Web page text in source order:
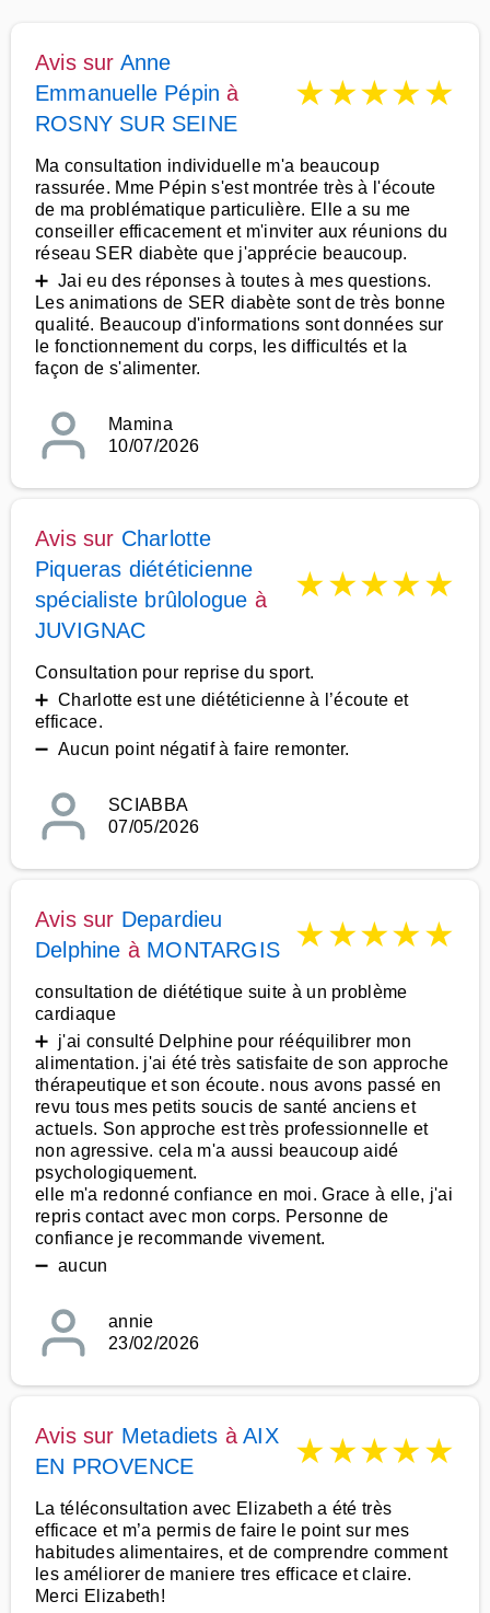
Avis sur Anne
Emmanuelle Pépin à
ROSNY SUR SEINE
★★★★★
Ma consultation individuelle m'a beaucoup
rassurée. Mme Pépin s'est montrée très à l'écoute
de ma problématique particulière. Elle a su me
conseiller efficacement et m'inviter aux réunions du
réseau SER diabète que j'apprécie beaucoup.
➕ Jai eu des réponses à toutes à mes questions.
Les animations de SER diabète sont de très bonne
qualité. Beaucoup d'informations sont données sur
le fonctionnement du corps, les difficultés et la
façon de s'alimenter.
Mamina
10/07/2026
Avis sur Charlotte
Piqueras diététicienne
spécialiste brûlologue à
JUVIGNAC
★★★★★
Consultation pour reprise du sport.
➕ Charlotte est une diététicienne à l’écoute et
efficace.
➖ Aucun point négatif à faire remonter.
SCIABBA
07/05/2026
Avis sur Depardieu
Delphine à MONTARGIS ★★★★★
consultation de diététique suite à un problème
cardiaque
➕ j'ai consulté Delphine pour rééquilibrer mon
alimentation. j'ai été très satisfaite de son approche
thérapeutique et son écoute. nous avons passé en
revu tous mes petits soucis de santé anciens et
actuels. Son approche est très professionnelle et
non agressive. cela m'a aussi beaucoup aidé
psychologiquement.
elle m'a redonné confiance en moi. Grace à elle, j'ai
repris contact avec mon corps. Personne de
confiance je recommande vivement.
➖ aucun
annie
23/02/2026
Avis sur Metadiets àAIX
EN PROVENCE
★★★★★
La téléconsultation avec Elizabeth a été très
efficace et m’a permis de faire le point sur mes
habitudes alimentaires, et de comprendre comment
les améliorer de maniere tres efficace et claire.
Merci Elizabeth!